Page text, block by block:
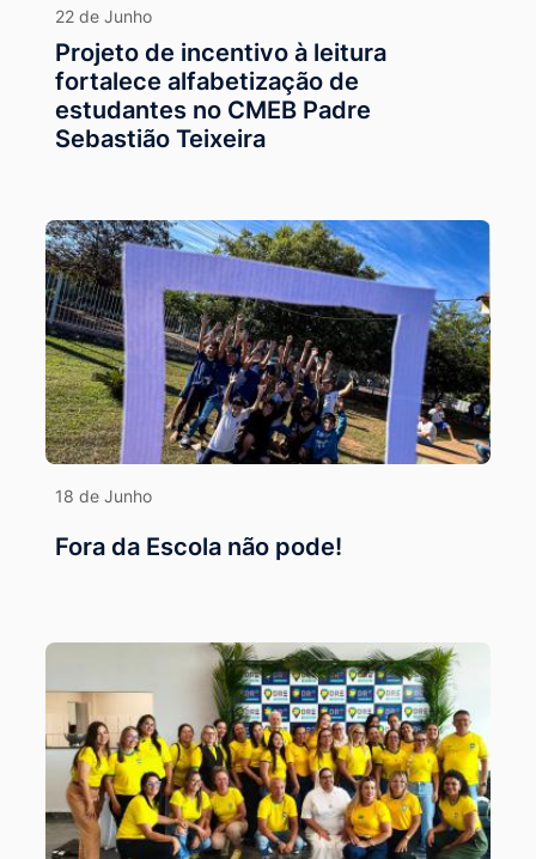
22 de Junho
Projeto de incentivo à leitura
fortalece alfabetização de
estudantes no CMEB Padre
Sebastião Teixeira
18 de Junho
Fora da Escola não pode!